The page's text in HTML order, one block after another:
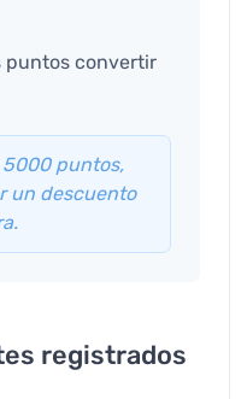
puntos convertir
5000 puntos,
un descuento
registrados